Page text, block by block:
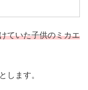
ていた子供のミカエ
します。